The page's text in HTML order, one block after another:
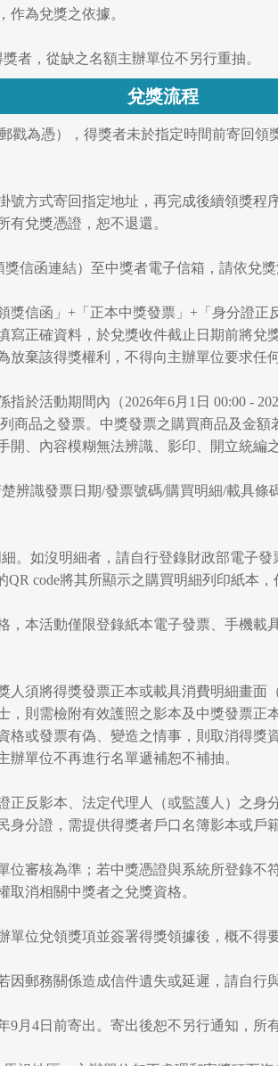
作為兌獎之依據。
者，從缺之名額主辦單位不另行重抽。
兌獎流程
戳為憑），得獎者未於指定時間前寄回
號方式寄回指定地址，再完成後續領獎程
有兌獎憑證，恕不退還。
信函連結）至中獎者電子信箱，請依兌獎
獎信函」+「正本中獎發票」+「身分證
寫正確資料，於兌獎收件截止日期前將兌
棄該得獎權利，不得向主辦單位要求任
於活動期間內（2026年6月1日 00:00 -
商品之發票。中獎發票之購買商品及金
、內容模糊無法辨識、影印、開立統編
辨識發票日期/發票號碼/購買明細/載具
。如沒明細者，請自行登錄財政部電子發
code將其所顯示之購買明細列印紙本，
，本活動僅限登錄紙本電子發票、手機
人須將得獎發票正本或載具消費明細畫面
，則需檢附有效護照之影本及中獎發票正
格或發票有偽、變造之情事，則取消得獎
單位不再進行名單遞補恕不補抽。
正反影本、法定代理人（或監護人）之
身分證，需提供得獎者戶口名簿影本或戶
位審核為準；若中獎憑證與系統所登錄
消相關中獎者之兌獎資格。
單位兌領獎項並簽署得獎領據後，概不得
郵務關係造成信件遺失或延遲，請自行
9月4日前寄出。寄出後恕不另行通知，所